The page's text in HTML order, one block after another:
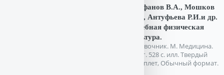
Епифанов В.А., Мошков
В.Н., Антуфьева Р.И.и др.
Лечебная физическая
культура.
Справочник. М. Медицина.
1987г. 528 с. илл. Твердый
переплет, Обычный формат.